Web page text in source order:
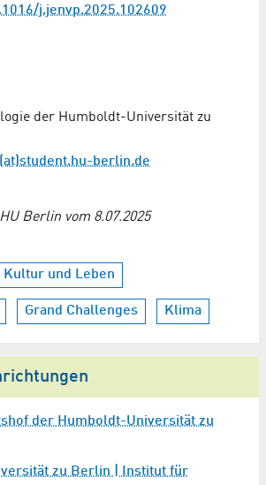
j.jenvp.2025.102609
der Humboldt-Universität zu
berlin.de
Berlin vom 8.07.2025
Kultur und Leben
Grand Challenges Klima
der Humboldt-Universität zu
zu Berlin | Institut für